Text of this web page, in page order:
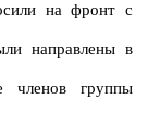
на фронт с
направлены в
членов группы